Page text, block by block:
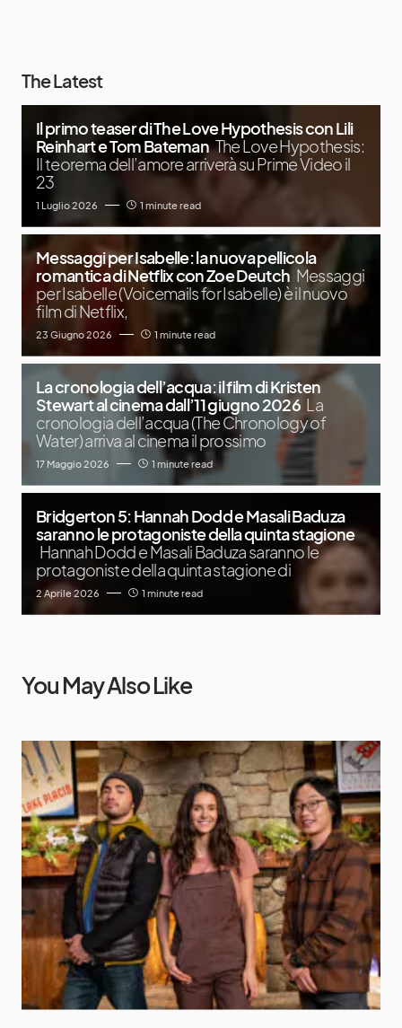
The Latest
Il primo teaser di The Love Hypothesis con Lili
Reinhart e Tom Bateman The Love Hypothesis:
Il teorema dell’amore arriverà su Prime Video il
23
1 Luglio 2026 1 minute read
Messaggi per Isabelle: la nuova pellicola
romantica di Netflix con Zoe Deutch Messaggi
per Isabelle (Voicemails for Isabelle) è il nuovo
film di Netflix,
23 Giugno 2026 1 minute read
La cronologia dell’acqua: il film di Kristen
Stewart al cinema dall’11 giugno 2026 La
cronologia dell’acqua (The Chronology of
Water) arriva al cinema il prossimo
17 Maggio 2026 1 minute read
Bridgerton 5: Hannah Dodd e Masali Baduza
saranno le protagoniste della quinta stagione
Hannah Dodd e Masali Baduza saranno le
protagoniste della quinta stagione di
2 Aprile 2026 1 minute read
You May Also Like